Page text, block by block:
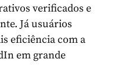
verificados e
Já usuários
eficiência com a
em grande